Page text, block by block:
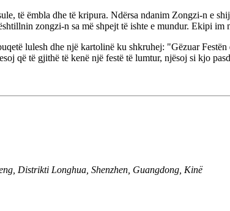
të ëmbla dhe të kripura. Ndërsa ndanim Zongzi-n e
zongzi-n sa më shpejt të ishte e mundur. Ekipi im
lulesh dhe një kartolinë ku shkruhej: "Gëzuar
që të gjithë të kenë një festë të lumtur, njësoj si kjo
Distrikti Longhua, Shenzhen, Guangdong, Kinë